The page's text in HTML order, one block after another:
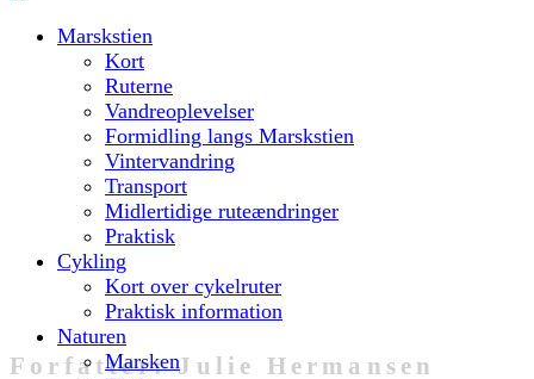
Marskstien
Kort
Ruterne
Vandreoplevelser
Formidling langs Marskstien
Vintervandring
Transport
Midlertidige ruteændringer
Praktisk
Cykling
Kort over cykelruter
Praktisk information
Naturen
Marsken
Forfatter:Julie Hermansen